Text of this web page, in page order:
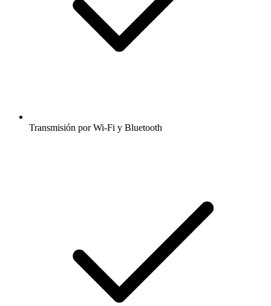
Transmisión por Wi-Fi y Bluetooth